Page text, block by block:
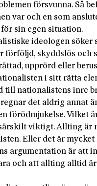
försvunna. Så
var och en som
sin egen situation.
ideologen söker
förföljd, skyddslös och
upprörd eller
i sitt rätta
till nationalistens inre
det aldrig annat
förödmjukelse. Vilket
viktigt. Allting är
Eller det är
argumentation är att
och att allting alltid